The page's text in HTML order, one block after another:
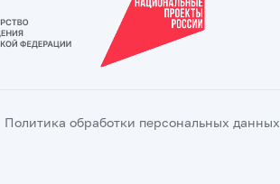
Политика обработки персональных данных